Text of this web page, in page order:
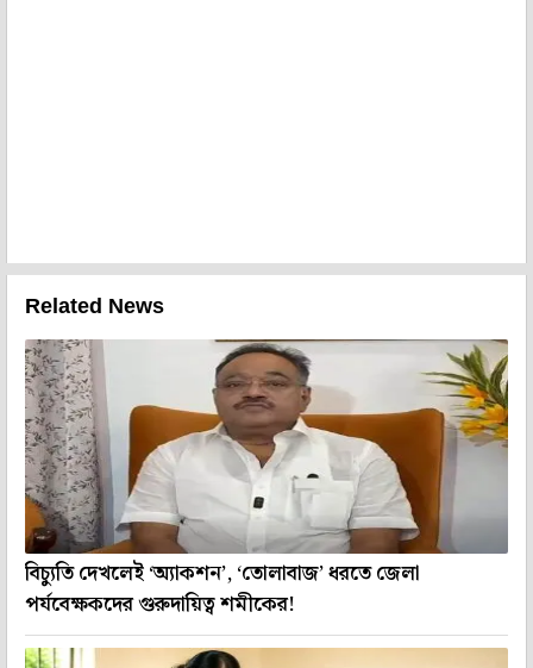
Related News
বিচ্যুতি দেখলেই ‘অ্যাকশন’, ‘তোলাবাজ’ ধরতে জেলা
পর্যবেক্ষকদের গুরুদায়িত্ব শমীকের!